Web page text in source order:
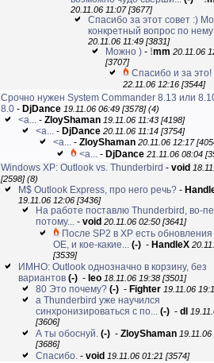
20.11.06 11:07 [3677]
Спасибо за этот совет :)
конкретный вопрос по
20.11.06 11:49 [3831]
Можно ) - !mm 20.11.06
[3707]
Спасибо и за это!
22.11.06 12:16 [3544]
Срочно нужен System Commander 8.13 или
8.0 - DjDance 19.11.06 06:49 [3578] (4)
<a... - ZloyShaman 19.11.06 11:43 [4198]
<a... - DjDance 20.11.06 11:14 [3754]
<a... - ZloyShaman 20.11.06 12:17
<a... - DjDance 21.11.06 08:04
Windows XP: Outlook vs. Thunderbird - void
[2598] (8)
M$ Outlook Express, про него речь? -
19.11.06 12:06 [3436]
На работе поставлю Thunderbird, во-
потому... - void 20.11.06 02:50 [3641]
После SP2 в XP есть
OE, и кое-какие... (-) - HandleX
[3539]
ИМНО: Outlook однозначно в корзину, без
вариантов (-) - leo 18.11.06 19:38 [3501]
80 Это почему? (-) - Fighter 19.11.06
а Thunderbird уже научился
синхронизироваться с по... (-) - dl
[3606]
А ты обоснуй. (-) - ZloyShaman 19.11.06
[3686]
Спасибо. - void 19.11.06 01:21 [3574]